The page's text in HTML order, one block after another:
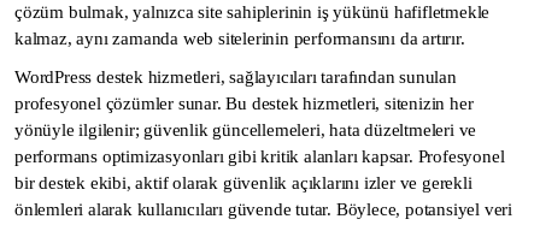
çözüm bulmak, yalnızca site sahiplerinin iş yükünü hafifletmekle
kalmaz, aynı zamanda web sitelerinin performansını da artırır.
WordPress destek hizmetleri, sağlayıcıları tarafından sunulan
profesyonel çözümler sunar. Bu destek hizmetleri, sitenizin her
yönüyle ilgilenir; güvenlik güncellemeleri, hata düzeltmeleri ve
performans optimizasyonları gibi kritik alanları kapsar. Profesyonel
bir destek ekibi, aktif olarak güvenlik açıklarını izler ve gerekli
önlemleri alarak kullanıcıları güvende tutar. Böylece, potansiyel veri